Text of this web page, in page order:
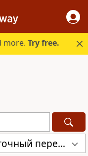
more.Try free.
Священное Писание (Восточный перевод), версия с «Аллахом» (CARSA)